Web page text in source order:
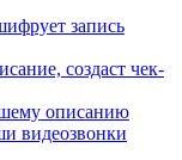
запись
создаст чек-
описанию
видеозвонки